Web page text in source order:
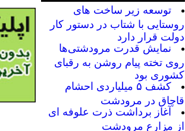
توسعه زیر ساخت های
روستایی با شتاب در دستور کار
دولت قرار دارد
نمایش قدرت مرودشتی‌ها
روی تخته پیام روشن به رقبای
کشوری بود
کشف ۵ میلیاردی احشام
قاچاق در مرودشت
آغاز برداشت ذرت علوفه ای
از مزارع مرودشت